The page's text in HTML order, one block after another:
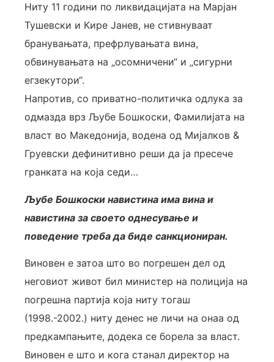
Ниту 11 години по ликвидацијата на Марјан
Тушевски и Кире Јанев, не стивнуваат
бранувањата, префрлувањата вина,
обвинувањата на „осомничени“ и „сигурни
егзекутори“.
Напротив, со приватно-политичка одлука за
одмазда врз Љубе Бошкоски, Фамилијата на
власт во Македонија, водена од Мијалков &
Груевски дефинитивно реши да ја пресече
гранката на која седи…
Љубе Бошкоски навистина има вина и
навистина за своето однесување и
поведение треба да биде санкциониран.
Виновен е затоа што во погрешен дел од
неговиот живот бил министер на полиција на
погрешна партија која ниту тогаш
(1998.-2002.) ниту денес не личи на онаа од
предкампањите, додека се борела за власт.
Виновен е што и кога станал директор на